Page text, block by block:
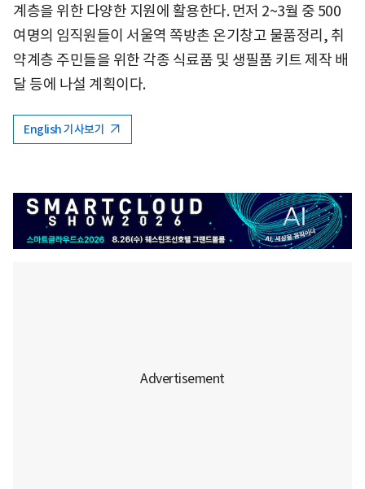
계층을 위한 다양한 지원에 활용한다. 먼저 2~3월 중 500
여명의 임직원들이 서울역 쪽방촌 온기창고 물품정리, 취
약계층 주민들을 위한 각종 식료품 및 생필품 키트 제작 배
달 등에 나설 계획이다.
English 기사보기